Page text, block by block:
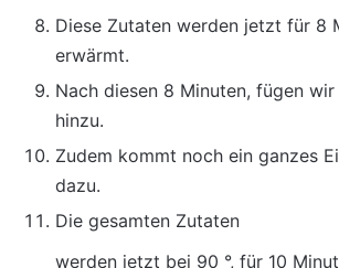
Diese Zutaten werden jetzt für 8
erwärmt.
Nach diesen 8 Minuten, fügen
hinzu.
Zudem kommt noch ein ganzes
dazu.
Die gesamten Zutaten
werden jetzt bei 90 °, für 10